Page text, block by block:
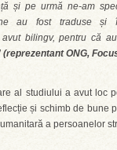
și pe urmă ne-am
au fost traduse și
bilingv, pentru că
(reprezentant ONG,
al studiului a avut loc
și schimb de bune
a persoanelor